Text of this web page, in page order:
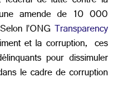
amende de 10 000
l’ONG Transparency
et la corruption, ces
pour dissimuler
le cadre de corruption